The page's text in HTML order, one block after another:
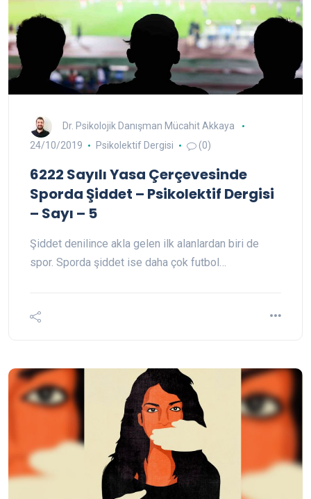
Dr. Psikolojik Danışman Mücahit Akkaya
24/10/2019
Psikolektif Dergisi (0)
6222 Sayılı Yasa Çerçevesinde
Sporda Şiddet – Psikolektif Dergisi
– Sayı – 5
Şiddet denilince akla gelen ilk alanlardan biri de
spor. Sporda şiddet ise daha çok futbol…